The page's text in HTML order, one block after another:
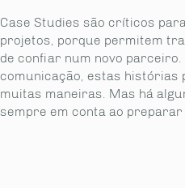
Case Studies são críticos
projetos, porque permitem
de confiar num novo parceiro.
comunicação, estas histórias
muitas maneiras. Mas há
sempre em conta ao preparar